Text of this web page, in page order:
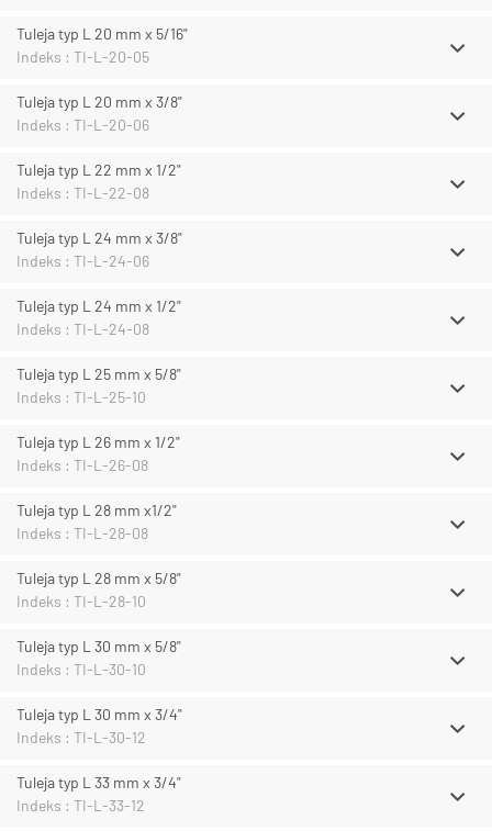
Tuleja typ L 20 mm x 5/16"
Indeks : TI-L-20-05
Tuleja typ L 20 mm x 3/8"
Indeks : TI-L-20-06
Tuleja typ L 22 mm x 1/2"
Indeks : TI-L-22-08
Tuleja typ L 24 mm x 3/8"
Indeks : TI-L-24-06
Tuleja typ L 24 mm x 1/2"
Indeks : TI-L-24-08
Tuleja typ L 25 mm x 5/8"
Indeks : TI-L-25-10
Tuleja typ L 26 mm x 1/2"
Indeks : TI-L-26-08
Tuleja typ L 28 mm x1/2"
Indeks : TI-L-28-08
Tuleja typ L 28 mm x 5/8"
Indeks : TI-L-28-10
Tuleja typ L 30 mm x 5/8"
Indeks : TI-L-30-10
Tuleja typ L 30 mm x 3/4"
Indeks : TI-L-30-12
Tuleja typ L 33 mm x 3/4"
Indeks : TI-L-33-12